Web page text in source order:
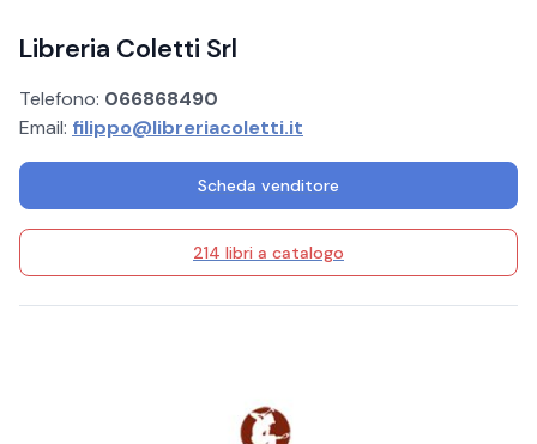
Libreria Coletti Srl
Telefono: 066868490
Email: filippo@libreriacoletti.it
Scheda venditore
214 libri a catalogo